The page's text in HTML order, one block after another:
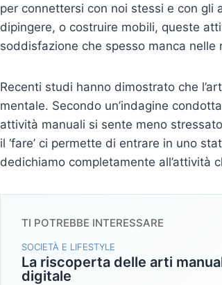
per connettersi con noi stessi e con gli
dipingere, o costruire mobili, queste
soddisfazione che spesso manca nelle
Recenti studi hanno dimostrato che
mentale. Secondo un’indagine
attività manuali si sente meno
il ‘fare’ ci permette di entrare in uno
dedichiamo completamente all’attività
TI POTREBBE INTERESSARE
SOCIETÀ E LIFESTYLE
La riscoperta delle arti
digitale